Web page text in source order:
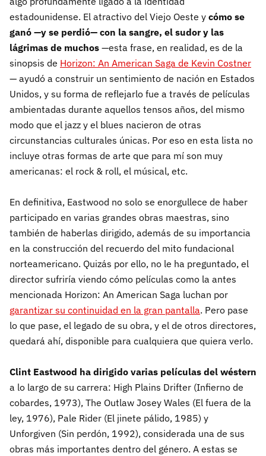
estadounidense. El atractivo del Viejo Oeste y cómo se
ganó —y se perdió— con la sangre, el sudor y las
lágrimas de muchos —esta frase, en realidad, es de la
sinopsis de Horizon: An American Saga de Kevin Costner
— ayudó a construir un sentimiento de nación en Estados
Unidos, y su forma de reflejarlo fue a través de películas
ambientadas durante aquellos tensos años, del mismo
modo que el jazz y el blues nacieron de otras
circunstancias culturales únicas. Por eso en esta lista no
incluye otras formas de arte que para mí son muy
americanas: el rock & roll, el músical, etc.
En definitiva, Eastwood no solo se enorgullece de haber
participado en varias grandes obras maestras, sino
también de haberlas dirigido, además de su importancia
en la construcción del recuerdo del mito fundacional
norteamericano. Quizás por ello, no le ha preguntado, el
director sufriría viendo cómo películas como la antes
mencionada Horizon: An American Saga luchan por
garantizar su continuidad en la gran pantalla. Pero pase
lo que pase, el legado de su obra, y el de otros directores,
quedará ahí, disponible para cualquiera que quiera verlo.
Clint Eastwood ha dirigido varias películas del wéstern
a lo largo de su carrera: High Plains Drifter (Infierno de
cobardes, 1973), The Outlaw Josey Wales (El fuera de la
ley, 1976), Pale Rider (El jinete pálido, 1985) y
Unforgiven (Sin perdón, 1992), considerada una de sus
obras más importantes dentro del género. A estas se